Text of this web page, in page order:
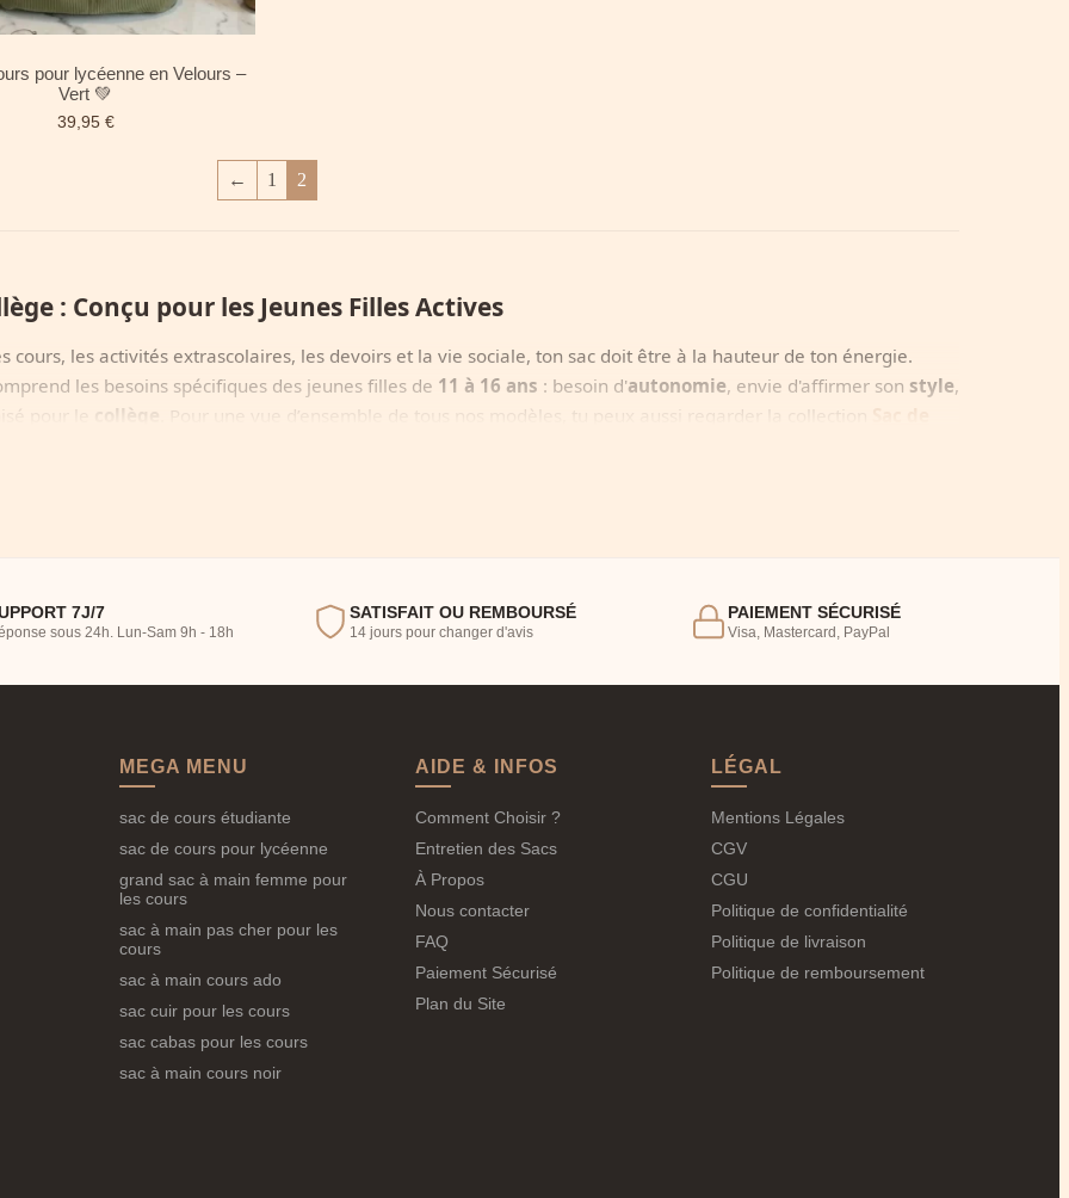
pour lycéenne en Velours –
Vert 💚
39,95 €
← 1 2
: Conçu pour les Jeunes Filles Actives
cours, les activités extrascolaires, les devoirs et la vie sociale, ton sac doit être à la hauteur de ton énergie.
les besoins spécifiques des jeunes filles de 11 à 16 ans : besoin d'autonomie, envie d'affirmer son style,
collège . Pour une vue d’ensemble de tous nos modèles, tu peux aussi regarder la collection
y compris les besoins en matière de sac :
encore une adulte. Nos designs sont jeunes sans être bébés, tendance sans être trop matures.
de compartiments pour séparer les affaires de classe des effets personnels, sans se perdre dans 15 poches.
à Main Cours pour Ado
petit qu'au lycée). Nos sacs sont calibrés pour :
7J/7
sous 24h. Lun‑Sam 9h - 18h
SATISFAIT OU REMBOURSÉ
14 jours pour changer d'avis
PAIEMENT SÉCURISÉ
Visa, Mastercard, PayPal
MEGA MENU
sac de cours étudiante
sac de cours pour lycéenne
grand sac à main femme pour
les cours
sac à main pas cher pour les
cours
sac à main cours ado
sac cuir pour les cours
sac cabas pour les cours
sac à main cours noir
AIDE & INFOS
Comment Choisir ?
Entretien des Sacs
À Propos
Nous contacter
FAQ
Paiement Sécurisé
Plan du Site
LÉGAL
Mentions Légales
CGV
CGU
Politique de confidentialité
Politique de livraison
Politique de remboursement